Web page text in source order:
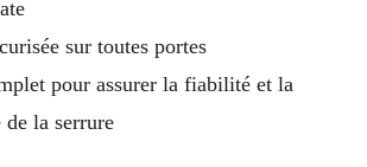
sur toutes portes
pour assurer la fiabilité et la
de la serrure